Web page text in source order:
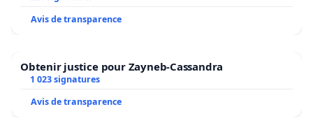
Avis de transparence
Obtenir justice pour Zayneb-Cassandra
1 023 signatures
Avis de transparence